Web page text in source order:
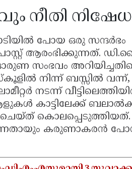
നീതി
പോയ ഒരു സന്ദർഭം
ആരംഭിക്കുന്നത്.
സംഭവം
നിന്ന് ബസ്സിൽ വന്ന്,
നടന്ന്
കാട്ടിലേക്ക്
ചെയ്ത്
കരുണാകരൻ